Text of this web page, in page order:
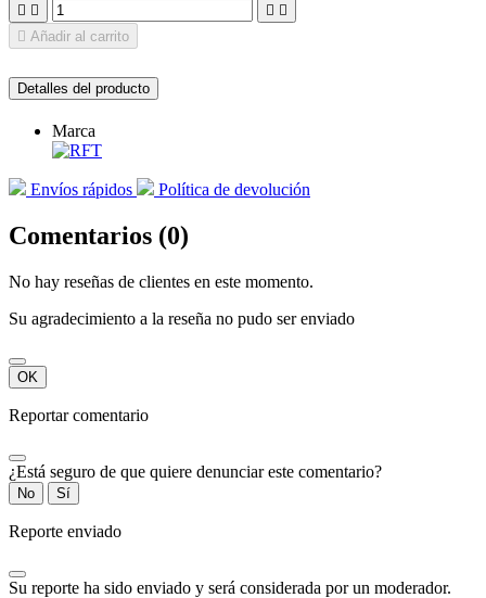
   
 Añadir al carrito
Detalles del producto
Marca
Envíos rápidos Política de devolución
Comentarios (0)
No hay reseñas de clientes en este momento.
Su agradecimiento a la reseña no pudo ser enviado
OK
Reportar comentario
¿Está seguro de que quiere denunciar este comentario?
No Sí
Reporte enviado
Su reporte ha sido enviado y será considerada por un moderador.